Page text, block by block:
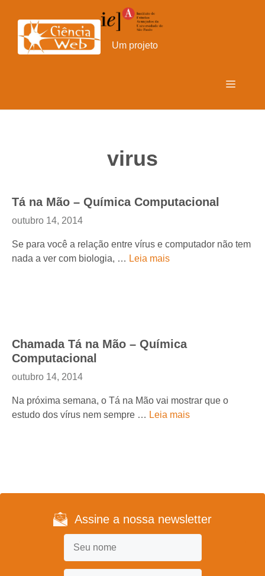
para
conteúdo
Um projeto
Menu
virus
Tá na Mão – Química Computacional
outubro 14, 2014
Se para você a relação entre vírus e computador não tem
nada a ver com biologia, … Leia mais
Chamada Tá na Mão – Química
Computacional
outubro 14, 2014
Na próxima semana, o Tá na Mão vai mostrar que o
estudo dos vírus nem sempre … Leia mais
Assine a nossa newsletter